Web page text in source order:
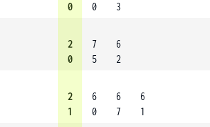
0
0
3
2
0
7
5
6
2
2
1
6
0
6
7
6
1